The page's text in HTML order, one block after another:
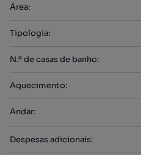
Área:
Tipologia:
N.º de casas de banho:
Aquecimento:
Andar:
Despesas adicionais: